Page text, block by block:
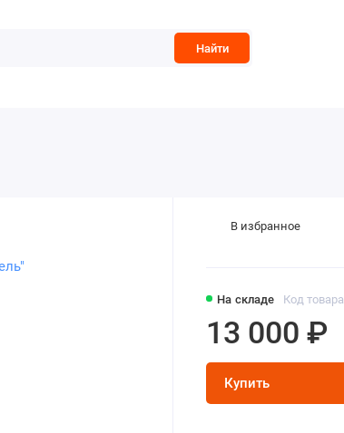
Найти
На складе Код
13 000 ₽
Купить
В избранное